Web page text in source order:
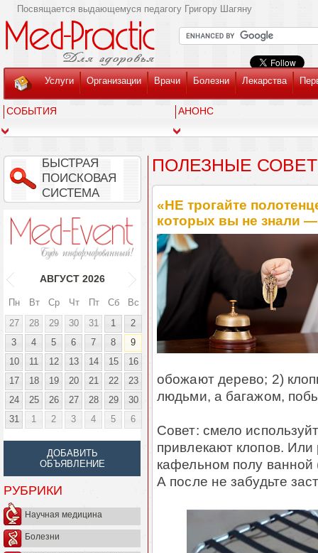
Посвящается выдающемуся педагогу Григору Шагяну
Услуги Организации Врачи Болезни Лекарства
СОБЫТИЯ АНОНС
БЫСТРАЯ
ПОИСКОВАЯ
СИСТЕМА
АВГУСТ 2026
Пн Вт Ср Чт Пт Сб
Вс
27
28 29 30 31 1
2
3
4 5 6 7 8
9
10
11 12 13 14 15
16
17
18 19 20 21 22
23
24
25 26 27 28 29
30
31
1 2 3 4 5 6
ДОБАВИТЬ
ОБЪЯВЛЕНИЕ
РУБРИКИ
Научная медицина
Болезни
ПОЛЕЗНЫЕ
«НЕ трогайте
которых вы не знали
обожают дерево; 2)
людьми, а багажом,
Совет: смело
привлекают клопов.
кафельном полу ванной
А после не забудьте